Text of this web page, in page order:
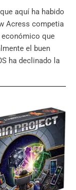
aquí ha habido
Acress competia
económico que
el buen
ha declinado la